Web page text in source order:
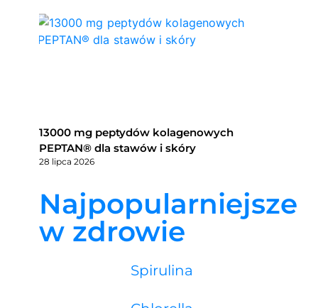
13000 mg peptydów kolagenowych
PEPTAN® dla stawów i skóry
28 lipca 2026
Najpopularniejsze
w zdrowie
Spirulina